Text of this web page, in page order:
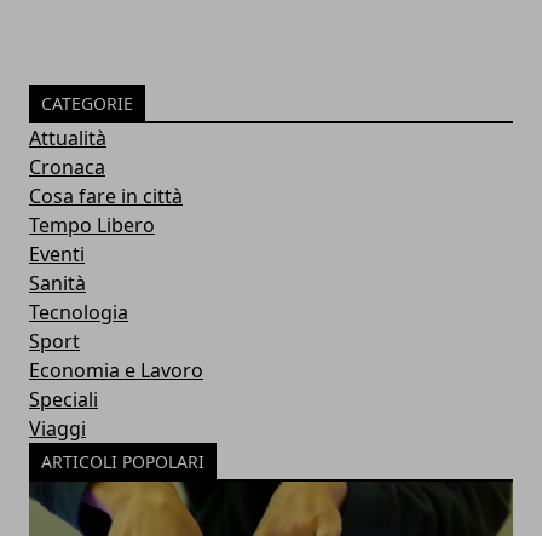
CATEGORIE
Attualità
Cronaca
Cosa fare in città
Tempo Libero
Eventi
Sanità
Tecnologia
Sport
Economia e Lavoro
Speciali
Viaggi
ARTICOLI POPOLARI